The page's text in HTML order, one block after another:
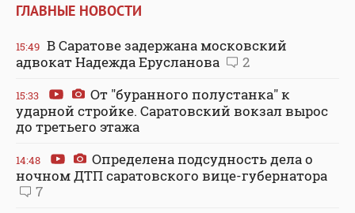
ГЛАВНЫЕ НОВОСТИ
15:49 В Саратове задержана московский
адвокат Надежда Ерусланова
2
15:33
От "буранного полустанка" к
ударной стройке. Саратовский вокзал вырос
до третьего этажа
14:48
Определена подсудность дела о
ночном ДТП саратовского вице-губернатора
7